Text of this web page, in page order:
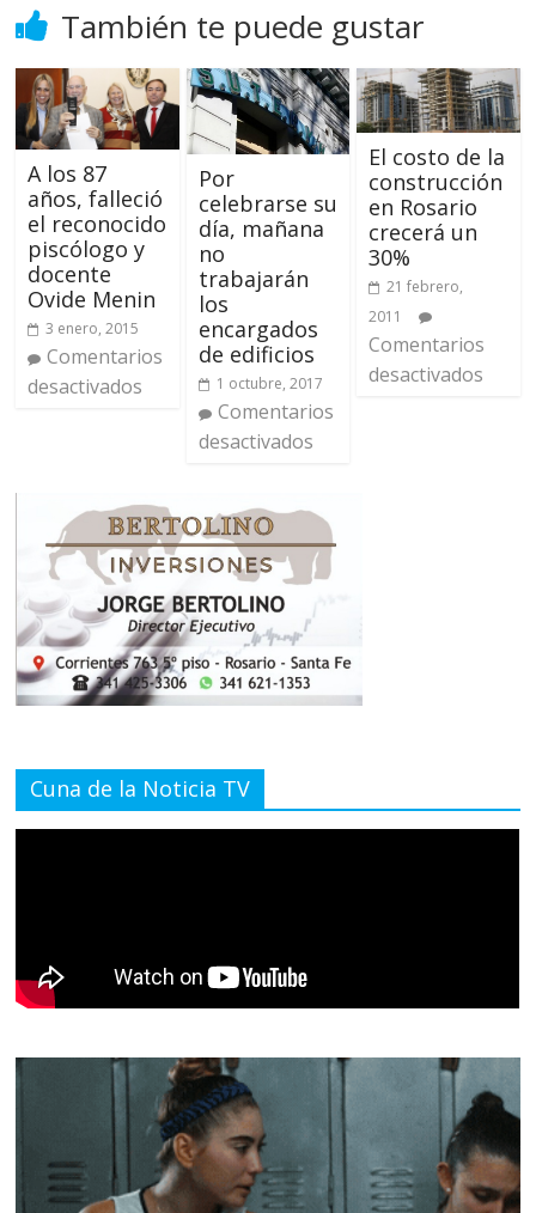
También te puede gustar
A los 87
años, falleció
el reconocido
piscólogo y
docente
Ovide Menin
3 enero, 2015
Comentarios
desactivados
Por
celebrarse su
día, mañana
no
trabajarán
los
encargados
de edificios
1 octubre, 2017
Comentarios
desactivados
El costo de la
construcción
en Rosario
crecerá un
30%
21 febrero,
2011
Comentarios
desactivados
Cuna de la Noticia TV